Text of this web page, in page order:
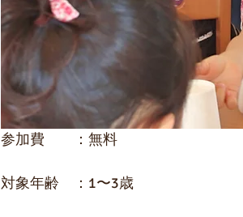
参加費　　：無料
対象年齢　：1〜3歳